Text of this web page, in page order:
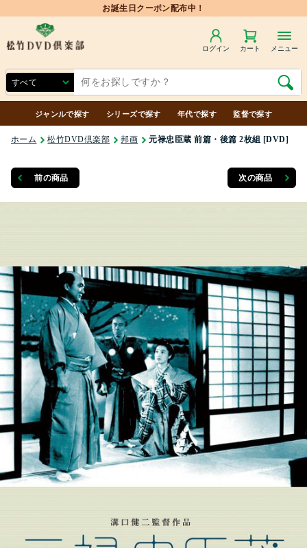
ログイン カート メニュー
ジャンルで探す シリーズで探す 年代で探す 監督で探す
ホーム 松竹DVD倶楽部 邦画 元禄忠臣蔵 前篇・後篇 2枚組 [DVD]
前の商品 次の商品